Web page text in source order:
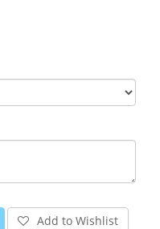
Add to Wishlist